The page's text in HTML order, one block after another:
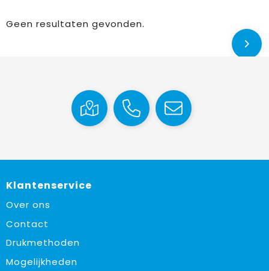
Geen resultaten gevonden.
Klantenservice
Over ons
Contact
Drukmethoden
Mogelijkheden